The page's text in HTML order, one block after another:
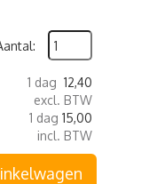
1 dag 12,40
excl. BTW
1 dag 15,00
incl. BTW